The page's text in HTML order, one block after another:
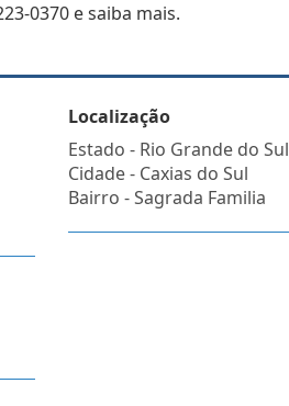
0370 e saiba mais.
Localização
Estado - Rio Grande do Sul
Cidade - Caxias do Sul
Bairro -Sagrada Familia